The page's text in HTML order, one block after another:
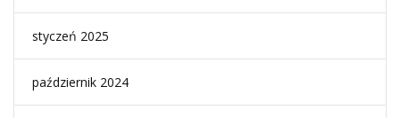
styczeń 2025
październik 2024